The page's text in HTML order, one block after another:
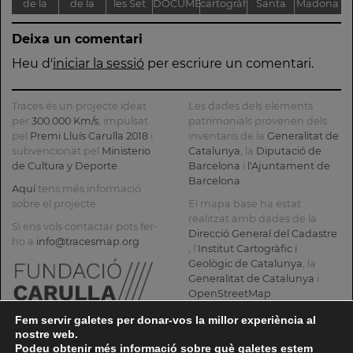
de la
Font
Groga
de la
Passió
les Set
Fonts
DOCUMENTAL
DE LA
DE
cartogràfic
i
de la
Prats de
Rei al
Museu
Castellà
Santa
Maria de
Madona
bruna
Montserrat
Deixa un comentari
Heu d'iniciar la sessió per escriure un comentari.
Traces és un projecte ideat
per 300.000 Km/s , impulsat
pel Premi Lluís Carulla 2018 i
subvencionat pel Ministerio
de Cultura y Deporte
Aquí tens més informació
sobre el projecte
Si ens vols contactar pots fer-
ho a info@tracesmap.org
Les dades dels elements
patrimonials provenen dels
inventaris de la Generalitat de
Catalunya , la Diputació de
Barcelona i l'Ajuntament de
Barcelona
El mapa base ha estat
realitzat amb dades de la
Direcció General del Cadastre
, l'Institut Cartogràfic i
Geològic de Catalunya , la
Generalitat de Catalunya i
OpenStreetMap
Fem servir galetes per donar-vos la millor experiència al
nostre web.
Podeu obtenir més informació sobre què galetes estem